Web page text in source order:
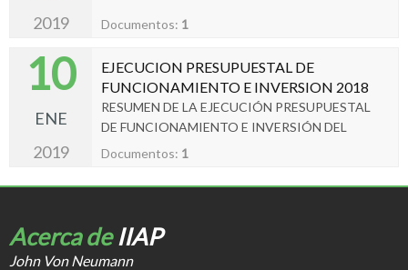
2019
Documentos: 1
10
ENE
2019
EJECUCION PRESUPUESTAL DE
FUNCIONAMIENTO E INVERSION 2018
RESUMEN DE LA EJECUCIÓN PRESUPUESTAL
DE FUNCIONAMIENTO E INVERSIÓN DEL
IIAP CON CORTE A 31 DE DICIEMBRE DE
Documentos: 1
Acerca deIIAP
John Von Neumann